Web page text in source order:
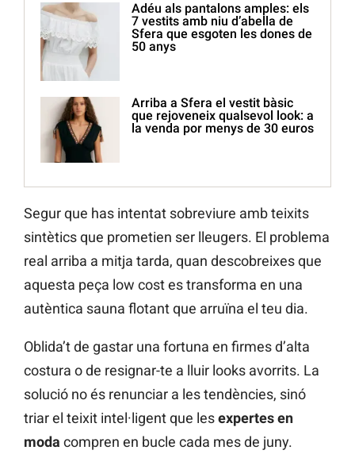
Adéu als pantalons amples: els
7 vestits amb niu d’abella de
Sfera que esgoten les dones de
50 anys
Arriba a Sfera el vestit bàsic
que rejoveneix qualsevol look: a
la venda por menys de 30 euros
Segur que has intentat sobreviure amb teixits
sintètics que prometien ser lleugers. El problema
real arriba a mitja tarda, quan descobreixes que
aquesta peça low cost es transforma en una
autèntica sauna flotant que arruïna el teu dia.
Oblida’t de gastar una fortuna en firmes d’alta
costura o de resignar-te a lluir looks avorrits. La
solució no és renunciar a les tendències, sinó
triar el teixit intel·ligent que lesexpertes en
moda compren en bucle cada mes de juny.